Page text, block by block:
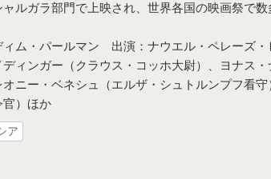
ャルガラ部門で上映され、世界各国の映画祭で
ィム・パールマン 出演：ナウエル・ペレーズ・
ディンガー（クラウス・コッホ大尉）、ヨナス
オニー・ベネシュ（エルザ・シュトルンプフ看
官）ほか
ア